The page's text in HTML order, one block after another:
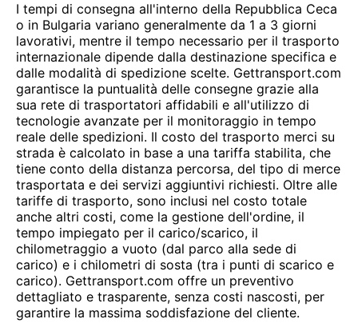
I tempi di consegna all'interno della Repubblica Ceca
o in Bulgaria variano generalmente da 1 a 3 giorni
lavorativi, mentre il tempo necessario per il trasporto
internazionale dipende dalla destinazione specifica e
dalle modalità di spedizione scelte. Gettransport.com
garantisce la puntualità delle consegne grazie alla
sua rete di trasportatori affidabili e all'utilizzo di
tecnologie avanzate per il monitoraggio in tempo
reale delle spedizioni. Il costo del trasporto merci su
strada è calcolato in base a una tariffa stabilita, che
tiene conto della distanza percorsa, del tipo di merce
trasportata e dei servizi aggiuntivi richiesti. Oltre alle
tariffe di trasporto, sono inclusi nel costo totale
anche altri costi, come la gestione dell'ordine, il
tempo impiegato per il carico/scarico, il
chilometraggio a vuoto (dal parco alla sede di
carico) e i chilometri di sosta (tra i punti di scarico e
carico). Gettransport.com offre un preventivo
dettagliato e trasparente, senza costi nascosti, per
garantire la massima soddisfazione del cliente.